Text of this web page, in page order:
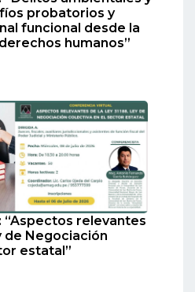
probatorios y
funcional desde la
humanos”
relevantes
de Negociación
estatal”